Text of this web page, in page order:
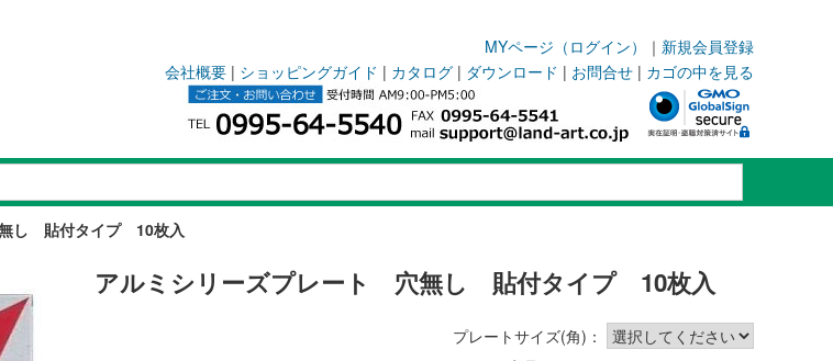
MYページ（ログイン） ｜ 新規会員登録
会社概要 | ショッピングガイド | カタログ | ダウンロード | お問合せ | カゴの中を見る
し 貼付タイプ 10枚入
アルミシリーズプレート 穴無し 貼付タイプ 10枚入
プレートサイズ(角)：